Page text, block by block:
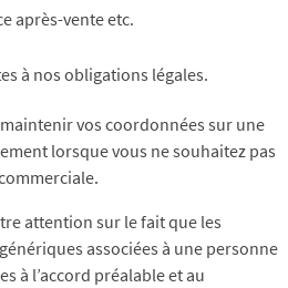
après-vente etc.
à nos obligations légales.
vos coordonnées sur une
lorsque vous ne souhaitez pas
attention sur le fait que les
associées à une personne
à l’accord préalable et au